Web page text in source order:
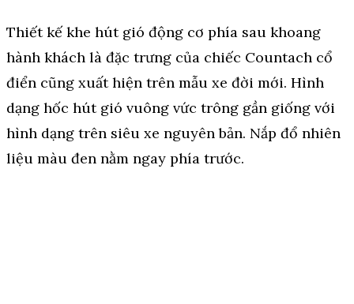
Thiết kế khe hút gió động cơ phía sau khoang
hành khách là đặc trưng của chiếc Countach cổ
điển cũng xuất hiện trên mẫu xe đời mới. Hình
dạng hốc hút gió vuông vức trông gần giống với
hình dạng trên siêu xe nguyên bản. Nắp đổ nhiên
liệu màu đen nằm ngay phía trước.